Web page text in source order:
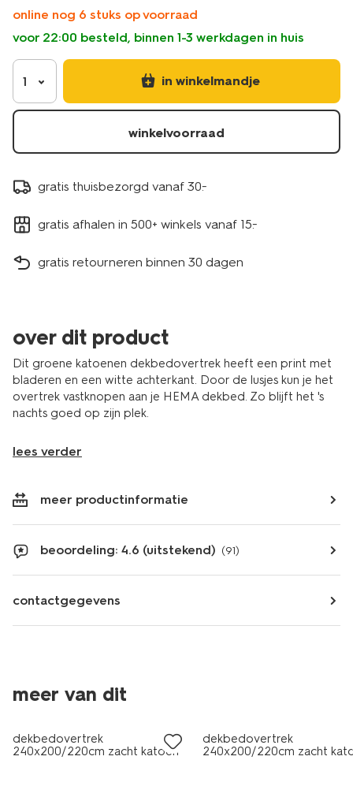
olijftakken-
5790248.html
online nog 6 stuks op voorraad
voor 22:00 besteld, binnen 1-3 werkdagen in huis
1 in winkelmandje
winkelvoorraad
gratis thuisbezorgd vanaf 30.-
gratis afhalen in 500+ winkels vanaf 15.-
gratis retourneren binnen 30 dagen
over dit product
Dit groene katoenen dekbedovertrek heeft een print met
bladeren en een witte achterkant. Door de lusjes kun je het
overtrek vastknopen aan je HEMA dekbed. Zo blijft het 's
nachts goed op zijn plek.
lees verder
meer productinformatie
beoordeling: 4.6 (uitstekend) (91)
contactgegevens
meer van dit
dekbedovertrek
240x200/220cm zacht katoen
dekbedovertrek
240x200/220cm zacht